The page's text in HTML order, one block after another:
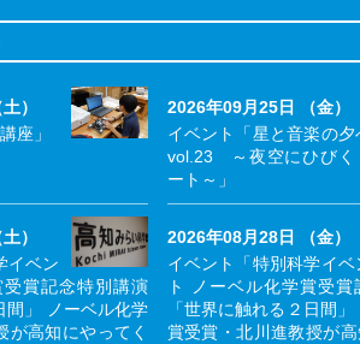
）
座」
2026年09月25日 （金）
イベント「星と音楽の夕
vol.23 ～夜空にひびく
ート～」
）
イベン
受賞記念特別講演
間」 ノーベル化学
が高知にやってく
2026年08月28日 （金）
イベント「特別科学イベ
ト ノーベル化学賞受
「世界に触れる２日間
賞受賞・北川進教授が